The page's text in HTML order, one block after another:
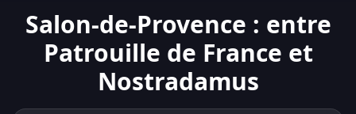
Salon-de-Provence : entre
Patrouille de France et
Nostradamus